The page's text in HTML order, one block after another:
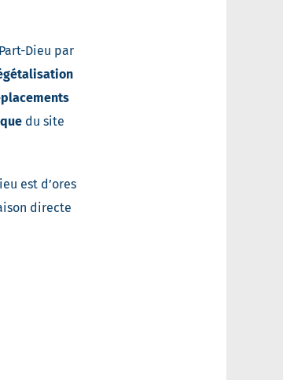
Dieu par
du site
est d’ores
directe